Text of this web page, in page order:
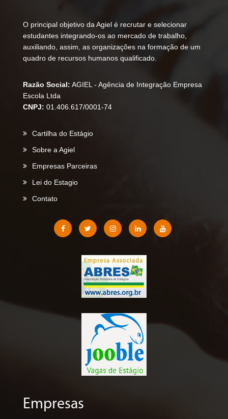
O principal objetivo da Agiel é recrutar e selecionar
estudantes integrando-os ao mercado de trabalho,
auxiliando, assim, as organizações na formação de um
quadro de recursos humanos qualificado.
Razão Social: AGIEL - Agência de Integração Empresa
Escola Ltda
CNPJ: 01.406.617/0001-74
Cartilha do Estágio
Sobre a Agiel
Empresas Parceiras
Lei do Estagio
Contato
Empresas